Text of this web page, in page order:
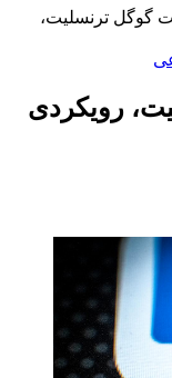
گوگل ترنسلیت،
رویکردی